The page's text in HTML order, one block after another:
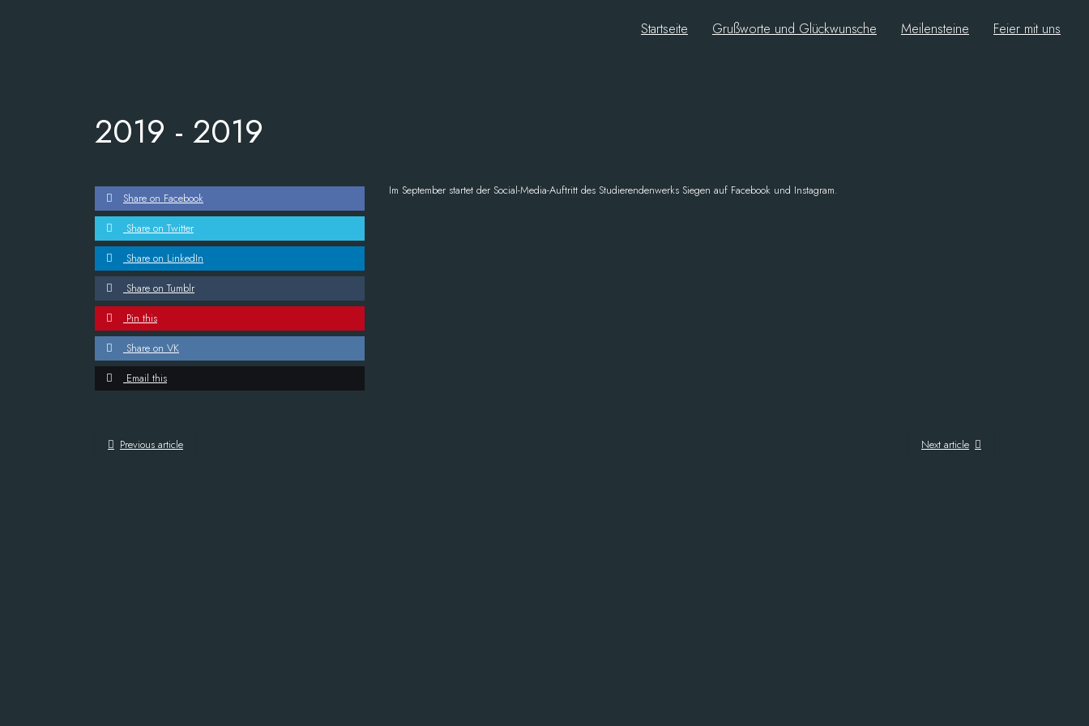
Startseite Grußworte und Glückwunsche Meilensteine Feier mit uns
2019 - 2019
Share on Facebook
Share on Twitter
Share on LinkedIn
Share on Tumblr
Pin this
Share on VK
Email this
Im September startet der Social-Media-Auftritt des Studierendenwerks Siegen auf Facebook und Instagram.
Next article
Previous article